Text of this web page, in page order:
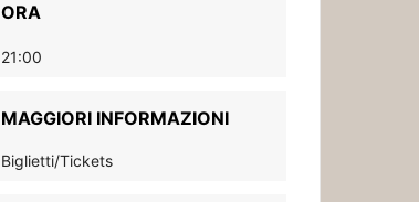
ORA
21:00
MAGGIORI INFORMAZIONI
Biglietti/Tickets